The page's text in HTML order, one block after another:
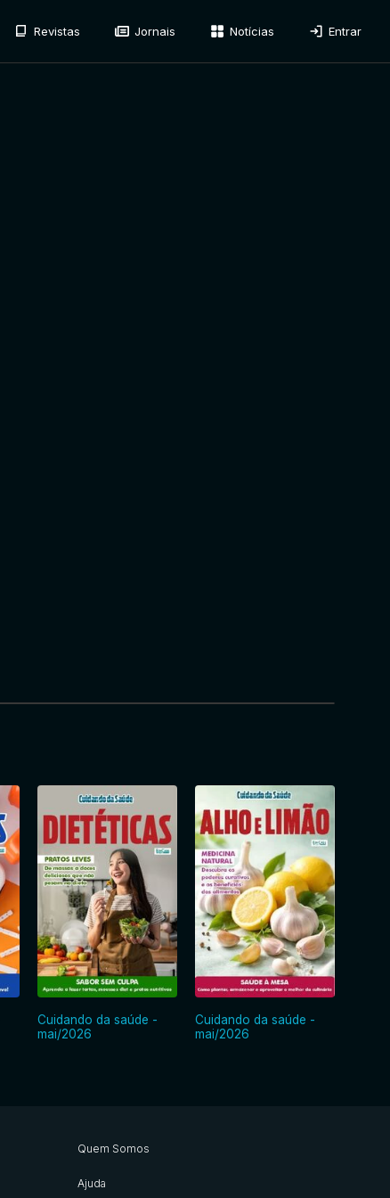
Revistas Jornais Notícias Entrar
Cuidando da saúde -
mai/2026
Cuidando da saúde -
mai/2026
Quem Somos
Ajuda